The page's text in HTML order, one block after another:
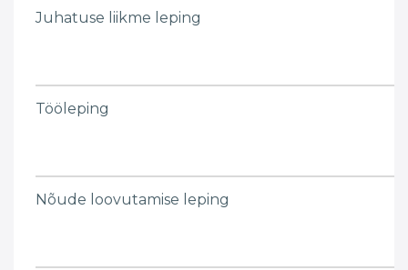
Juhatuse liikme leping
Tööleping
Nõude loovutamise leping